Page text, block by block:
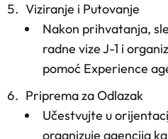
Viziranje i Putovanje
Nakon prihvatanja,
radne vize J-1 i
pomoć Experience
Priprema za Odlazak
Učestvujte u
organizuje agencija